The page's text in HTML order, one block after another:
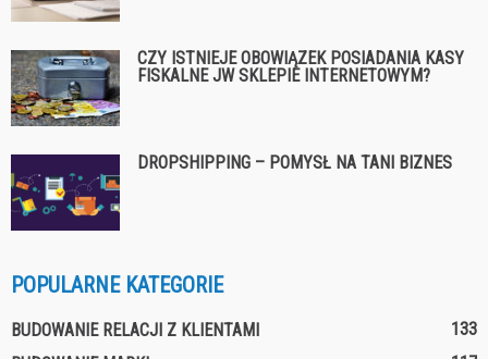
CZY ISTNIEJE OBOWIĄZEK POSIADANIA KASY
FISKALNE JW SKLEPIE INTERNETOWYM?
DROPSHIPPING – POMYSŁ NA TANI BIZNES
POPULARNE KATEGORIE
BUDOWANIE RELACJI Z KLIENTAMI
133